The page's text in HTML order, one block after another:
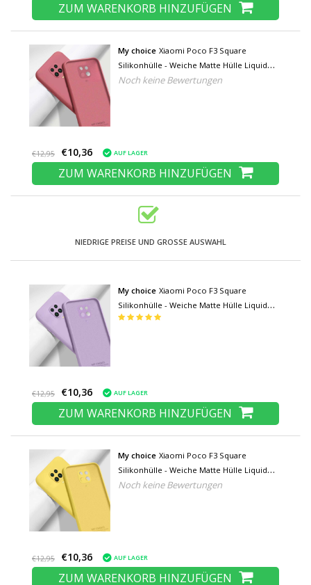
ZUM WARENKORB HINZUFÜGEN
My choice Xiaomi Poco F3 Square
Silikonhülle - Weiche Matte Hülle Liquid
Cover Dunkelrosa
Noch keine Bewertungen
€12,95 €10,36 AUF LAGER
ZUM WARENKORB HINZUFÜGEN
NIEDRIGE PREISE UND GROSSE AUSWAHL
My choice Xiaomi Poco F3 Square
Silikonhülle - Weiche Matte Hülle Liquid
Cover Lila
€12,95 €10,36 AUF LAGER
ZUM WARENKORB HINZUFÜGEN
My choice Xiaomi Poco F3 Square
Silikonhülle - Weiche Matte Hülle Liquid
Cover Gelb
Noch keine Bewertungen
€12,95 €10,36 AUF LAGER
ZUM WARENKORB HINZUFÜGEN